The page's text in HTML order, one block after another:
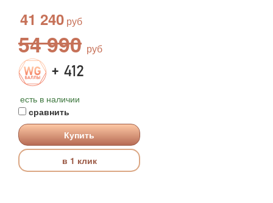
41 240
54 990
+ 412
есть в наличии
сравнить
Купить
в 1 клик